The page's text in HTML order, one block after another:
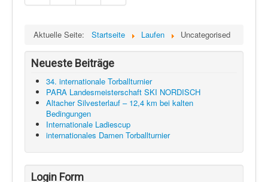
Aktuelle Seite: Startseite Laufen Uncategorised
Neueste Beiträge
34. internationale Torballturnier
PARA Landesmeisterschaft SKI NORDISCH
Altacher Silvesterlauf – 12,4 km bei kalten
Bedingungen
Internationale Ladiescup
internationales Damen Torballturnier
Login Form